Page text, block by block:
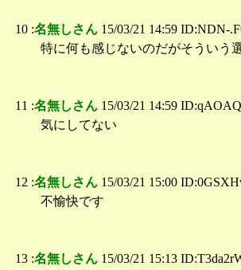
10 :名無しさん 15/03/21 14:59 ID:NDN-
特に何も感じないのだがそういう
11 :名無しさん 15/03/21 14:59
気にしてない
12 :名無しさん 15/03/21 15:00
不愉快です
13 :名無しさん 15/03/21 15:13